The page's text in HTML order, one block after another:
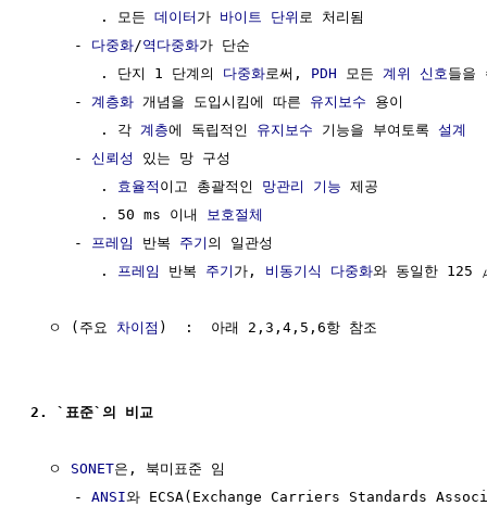
        . 모든
데이터 가 바이트 단위 로 처리됨
     -
다중화/역다중화가 단순
        . 단지 1 단계의
다중화로써, PDH 모든 계위 신호들을
     -
계층화 개념을 도입시킴에 따른 유지보수 용이
        . 각
계층에 독립적인 유지보수 기능을 부여토록 설계
     -
신뢰성
있는 망 구성
        .
효율적 이고 총괄적인 망관리 기능 제공
        . 50 ms 이내
보호절체
     -
프레임 반복 주기 의 일관성
        .
프레임 반복 주기 가, 비동기식 다중화와 동일한 125
  ㅇ (주요
차이점 )  :  아래 2,3,4,5,6항 참조
2. `표준`의 비교
  ㅇ
SONET은, 북미표준 임
     -
ANSI와 ECSA(Exchange Carriers Standards